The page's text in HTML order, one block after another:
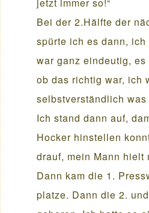
Bei der 2.Hälfte der
spürte ich es dann,
war ganz eindeutig,
ob das richtig war, ich
selbstverständlich was
Ich stand dann auf,
Hocker hinstellen
drauf, mein Mann hielt
Dann kam die 1.
platze. Dann die 2.